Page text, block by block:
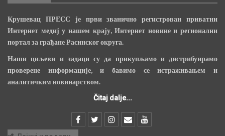
Крушевац ПРЕСС је први званично регистрован приватни
Интернет медиј у нашем крају, Интернет новине и регионални
портал за грађане Расинског округа.
Наши циљеви и задаци су да прикупљамо и дистрибуирамо
проверене информације, и бавимо се истраживањем и
аналитичким новинарством.
Čitaj dalje...